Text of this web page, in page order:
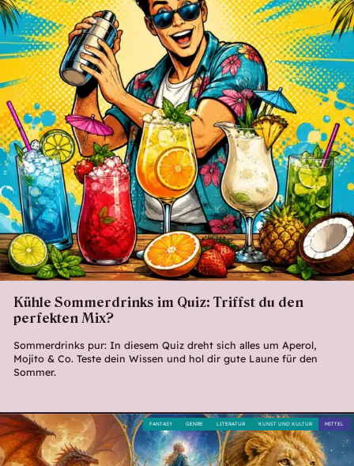
Kühle Sommerdrinks im Quiz: Triffst du den
perfekten Mix?
Sommerdrinks pur: In diesem Quiz dreht sich alles um Aperol,
Mojito & Co. Teste dein Wissen und hol dir gute Laune für den
Sommer.
MITTEL
KUNST UND KULTUR
LITERATUR
GENRE
FANTASY